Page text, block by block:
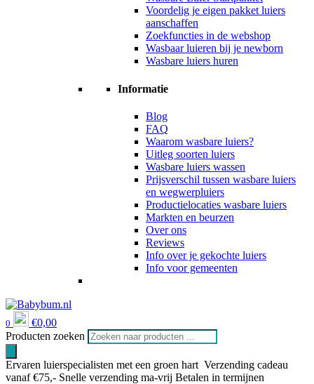
Voordelig je eigen pakket luiers
aanschaffen
Zoekfuncties in de webshop
Wasbaar luieren bij je newborn
Wasbare luiers huren
Informatie
Blog
FAQ
Waarom wasbare luiers?
Uitleg soorten luiers
Wasbare luiers wassen
Prijsverschil tussen wasbare luiers
en wegwerpluiers
Productielocaties wasbare luiers
Markten en beurzen
Over ons
Reviews
Info over je gekochte luiers
Info voor gemeenten
0 €0,00
Producten zoeken
Ervaren luierspecialisten met een groen hart Verzending cadeau
vanaf €75,- Snelle verzending ma-vrij Betalen in termijnen